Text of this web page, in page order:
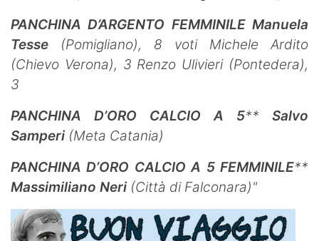
PANCHINA D’ARGENTO FEMMINILE Manuela
Tesse (Pomigliano), 8 voti
Michele Ardito
(Chievo Verona), 3 Renzo Ulivieri (Pontedera),
3
PANCHINA D’ORO CALCIO A 5**
Salvo
Samperi (Meta Catania)
PANCHINA D’ORO CALCIO A 5 FEMMINILE**
Massimiliano Neri (Città di Falconara)"